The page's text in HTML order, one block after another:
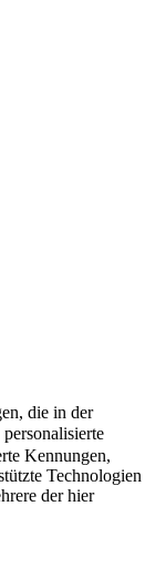
die in der
Kennungen,
Technologien
der hier